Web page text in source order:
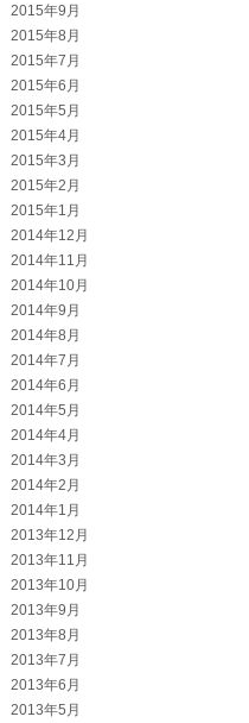
2015年9月
2015年8月
2015年7月
2015年6月
2015年5月
2015年4月
2015年3月
2015年2月
2015年1月
2014年12月
2014年11月
2014年10月
2014年9月
2014年8月
2014年7月
2014年6月
2014年5月
2014年4月
2014年3月
2014年2月
2014年1月
2013年12月
2013年11月
2013年10月
2013年9月
2013年8月
2013年7月
2013年6月
2013年5月